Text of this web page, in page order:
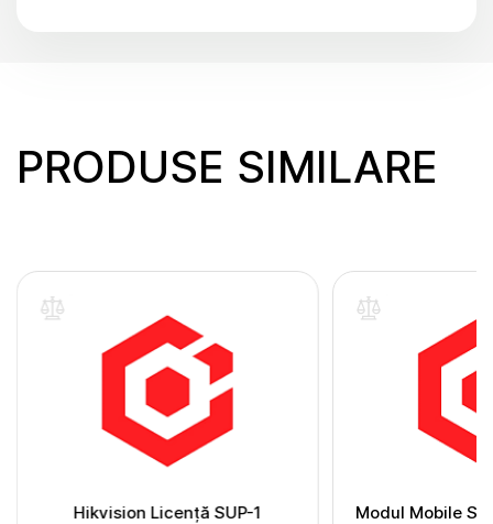
PRODUSE SIMILARE
Hikvision Licență SUP-1
Modul Mobile